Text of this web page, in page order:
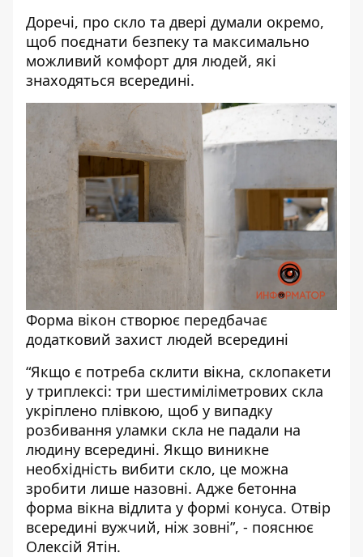
Доречі, про скло та двері думали окремо,
щоб поєднати безпеку та максимально
можливий комфорт для людей, які
знаходяться всередині.
Форма вікон створює передбачає
додатковий захист людей всередині
“Якщо є потреба склити вікна, склопакети
у триплексі: три шестиміліметрових скла
укріплено плівкою, щоб у випадку
розбивання уламки скла не падали на
людину всередині. Якщо виникне
необхідність вибити скло, це можна
зробити лише назовні. Адже бетонна
форма вікна відлита у формі конуса. Отвір
всередині вужчий, ніж зовні”, - пояснює
Олексій Ятін.